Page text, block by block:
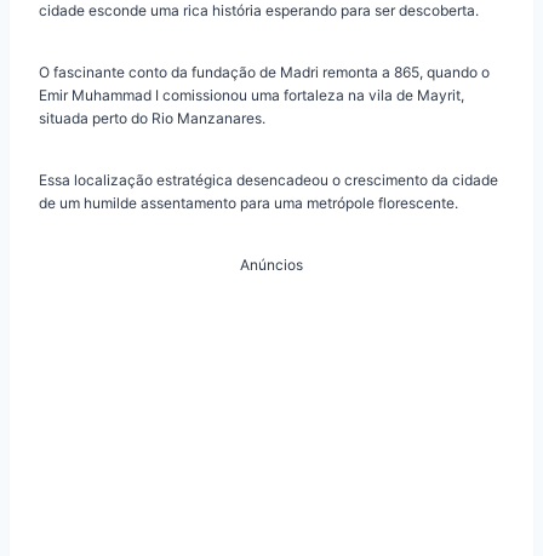
cidade esconde uma rica história esperando para ser descoberta.
O fascinante conto da fundação de Madri remonta a 865, quando o
Emir Muhammad I comissionou uma fortaleza na vila de Mayrit,
situada perto do Rio Manzanares.
Essa localização estratégica desencadeou o crescimento da cidade
de um humilde assentamento para uma metrópole florescente.
Anúncios